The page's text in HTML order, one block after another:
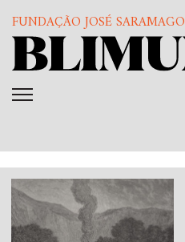
FUNDAÇÃO JOSÉ SARAMAGO